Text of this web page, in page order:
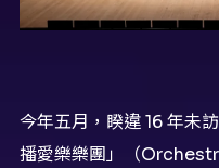
今年五月，睽違 16 年未
播愛樂樂團」（